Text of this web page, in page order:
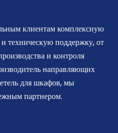
клиентам комплексную
техническую поддержку, от
и контроля
направляющих
для шкафов, мы
партнером.